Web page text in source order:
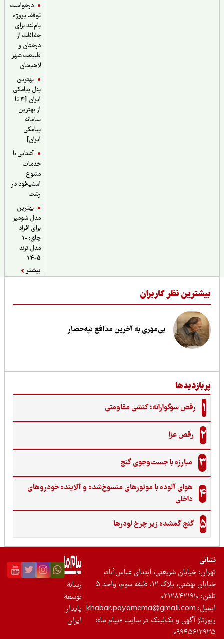
درخواست
توقف پروژه
بام‌لند برای
حفاظت از
درختان و
طبیعت شهر
لاهیجان
بهترین
پنل پیامکی
ایران [4 تا
از بهترین
سامانه
پیامکی
آشنایی با
خدمات
اسنپ‌فود در
بهترین
مدل شومیز
برای افراد
چاق؛ 10
مدل ترند
نظر کاربران
بی‌مهری به آخرین مدافع تپه‌حصار
رقص سوگوارانه؛ کنشی مقاومتی
رقص عزا
مبارزه با جست‌وجوی گنج‌
هوای آلوده با موتورهای منسوخ‌شده و آلاینده خودروهای
داخلی
گنجِ گمشده زیر چرخ لودرها
خیابان شریعتی، ابتدای عباس‌آباد،
بهشتی، پلاک ۱۲، طبقه سوم، واحد ۵
۰۲۱۲۸۴۲۱۹۱۰
khabar.payamema@gmail.com
آگهی و بک‌لینک در سایت «پیام ما»:
رسانۀ
توسعۀ
پایدار
ایران